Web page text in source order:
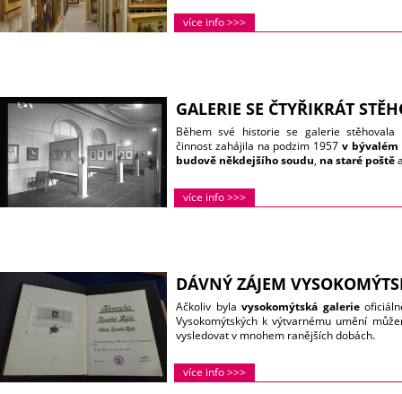
více info >>>
GALERIE SE ČTYŘIKRÁT
Během své historie se galerie stěhovala
činnost zahájila na podzim 1957v bývalém
budově někdejšího soudu, na staré poště
více info >>>
DÁVNÝ ZÁJEM
Ačkoliv bylavysokomýtská galerie
Vysokomýtských k výtvarnému umění
vysledovat v mnohem ranějších dobách.
více info >>>